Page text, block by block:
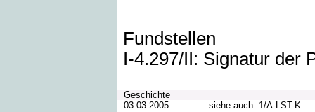
Fundstellen
I-4.297/II: Signatur der
Geschichte
03.03.2005
siehe auch 1/A-LST-K